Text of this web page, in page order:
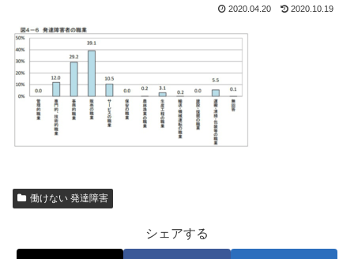
2020.04.20 2020.10.19
働けない 発達障害
シェアする